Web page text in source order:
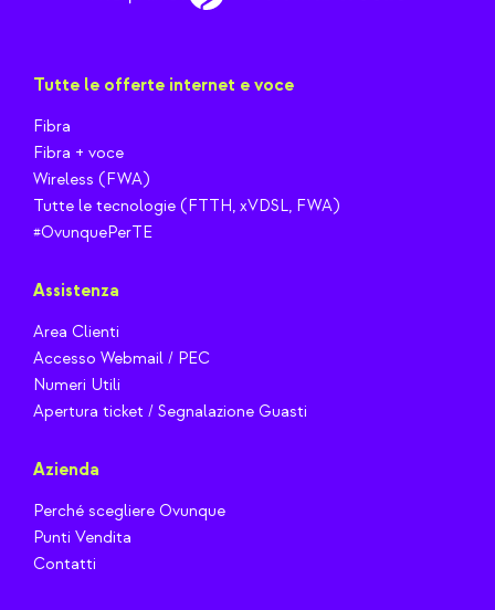
Tutte le offerte internet e voce
Fibra
Fibra + voce
Wireless (FWA)
Tutte le tecnologie (FTTH, xVDSL, FWA)
#OvunquePerTE
Assistenza
Area Clienti
Accesso Webmail / PEC
Numeri Utili
Apertura ticket / Segnalazione Guasti
Azienda
Perché scegliere Ovunque
Punti Vendita
Contatti